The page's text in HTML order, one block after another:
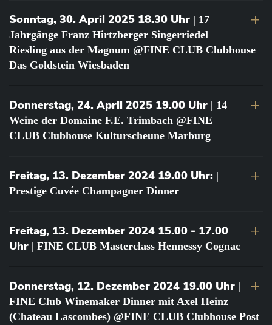
Sonntag, 30. April 2025 18.30 Uhr | 17
Jahrgänge Franz Hirtzberger Singerriedel
Riesling aus der Magnum @FINE CLUB Clubhouse
Das Goldstein Wiesbaden
Donnerstag, 24. April 2025 19.00 Uhr | 14
Weine der Domaine F.E. Trimbach @FINE
CLUB Clubhouse Kulturscheune Marburg
Freitag, 13. Dezember 2024 19.00 Uhr: |
Prestige Cuvée Champagner Dinner
Freitag, 13. Dezember 2024 15.00 - 17.00
Uhr | FINE CLUB Masterclass Hennessy Cognac
Donnerstag, 12. Dezember 2024 19.00 Uhr |
FINE Club Winemaker Dinner mit Axel Heinz
(Chateau Lascombes) @FINE CLUB Clubhouse Post